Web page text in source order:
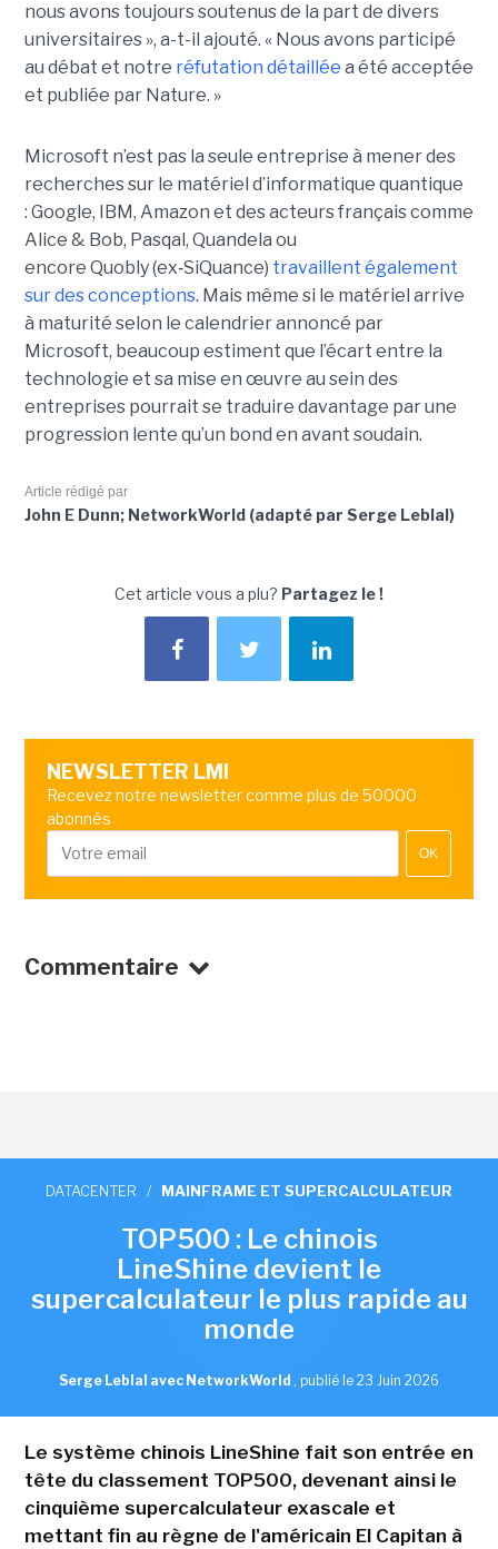
nous avons toujours soutenus de la part de divers
universitaires », a-t-il ajouté. « Nous avons participé
au débat et notre réfutation détaillée a été acceptée
et publiée par Nature. »
Microsoft n’est pas la seule entreprise à mener des
recherches sur le matériel d’informatique quantique
: Google, IBM, Amazon et des acteurs français comme
Alice & Bob, Pasqal, Quandela ou
encore Quobly (ex‑SiQuance) travaillent également
sur des conceptions. Mais même si le matériel arrive
à maturité selon le calendrier annoncé par
Microsoft, beaucoup estiment que l’écart entre la
technologie et sa mise en œuvre au sein des
entreprises pourrait se traduire davantage parune
progression lente qu’un bond en avant soudain.
Article rédigé par
John E Dunn; NetworkWorld (adapté par Serge Leblal)
Cet article vous a plu? Partagez le !
NEWSLETTER LMI
Recevez notre newsletter comme plus de 50000
abonnés
OK
Commentaire
DATACENTER / MAINFRAME ET SUPERCALCULATEUR
TOP500 : Le chinois
LineShine devient le
supercalculateur le plus rapide au
monde
Serge Leblal avec NetworkWorld , publié le 23 Juin 2026
Le système chinois LineShine fait son entrée en
tête du classement TOP500, devenant ainsi le
cinquième supercalculateur exascale et
mettant fin au règne de l'américain El Capitan à